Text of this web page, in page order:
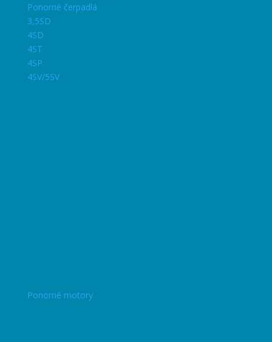
Ponorné čerpadlá
3,5SD
4SD
4ST
4SP
4SV/5SV
Ponorné motory